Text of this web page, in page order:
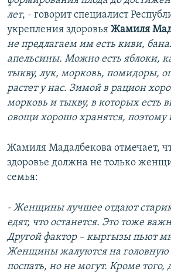
лет, - говорит специалист
укрепления здоровья Жамиля
не предлагаем им есть киви,
апельсины. Можно есть яблоки,
тыкву, лук, морковь, помидоры,
растет у нас. Зимой в рацион
морковь и тыкву, в которых есть
овощи хорошо хранятся, поэтому
Жамиля Мадалбекова отмечает,
здоровье должна не только
семья:
- Женщины лучшее отдают
едят, что останется. Это тоже
Другой фактор – кыргызы пьют
Женщины жалуются на головную
поспать, но не могут. Кроме того,